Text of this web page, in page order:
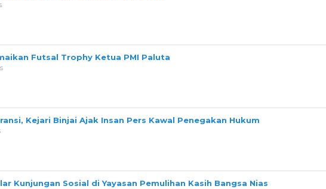
Futsal Trophy Ketua PMI Paluta
Kejari Binjai Ajak Insan Pers Kawal Penegakan Hukum
Kunjungan Sosial di Yayasan Pemulihan Kasih Bangsa Nias